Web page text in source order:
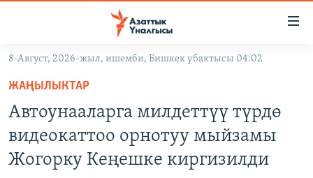
Навигацияга
өтүңүз
Издөөгө
салыңызКЫРГЫЗСТАН
ДҮЙНӨ
УКРАИНА
8-Август, 2026-жыл, ишемби, Бишкек убактысы 04:02
ЖАҢЫЛЫКТАР
Автоунааларга милдеттүү түрдө
видеокаттоо орнотуу мыйзамы
Жогорку Кеңешке киргизилди